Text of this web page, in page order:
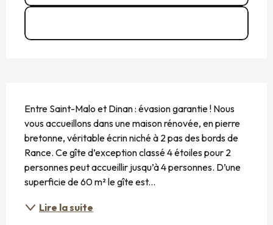
Entre Saint-Malo et Dinan : évasion garantie ! Nous
vous accueillons dans une maison rénovée, en pierre
bretonne, véritable écrin niché à 2 pas des bords de
Rance. Ce gîte d’exception classé 4 étoiles pour 2
personnes peut accueillir jusqu’à 4 personnes. D’une
superficie de 60 m² le gîte est...
Lire la suite